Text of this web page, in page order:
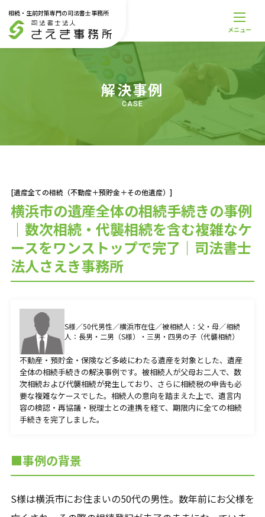
相続・生前対策専門の司法書士事務所
メニュー
解決事例
CASE
[遺産全ての相続（不動産＋預貯金＋その他遺産）]
横浜市の遺産全体の相続手続きの事例
｜数次相続・代襲相続を含む複雑なケ
ースをワンストップで完了｜司法書士
法人さえき事務所
S様／50代男性／横浜市在住／被相続人：父・母／相続
人：長男・二男（S様）・三男・四男の子（代襲相続）
不動産・預貯金・保険など多岐にわたる遺産を対象とした、遺産
全体の相続手続きの解決事例です。被相続人が父母お二人で、数
次相続および代襲相続が発生しており、さらに相続税の申告も必
要な複雑なケースでした。相続人の意向を踏まえた上で、遺言内
容の検認・再協議・税理士との連携を経て、期限内に全ての相続
手続きを完了しました。
■事例の背景
S様は横浜市にお住まいの50代の男性。数年前にお父様を
メニュー
トップページ
サービス一覧
相続登記・不動産名義変更
遺産丸ごと相続
相続放棄
遺言書
家族信託
その他サービス一覧
不動産を受け継いだら「相続登記」を急ぎなさい
生前対策が全然わかっていない親子ですが、 家族
信託って結局どうすればいいのか教えてください！
ます。